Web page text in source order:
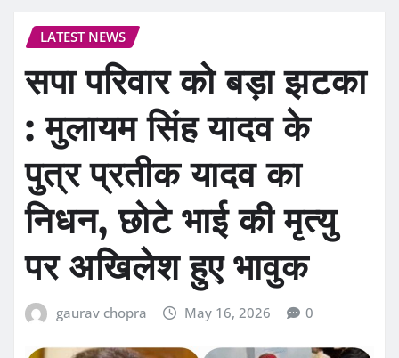
LATEST NEWS
सपा परिवार को बड़ा झटका
: मुलायम सिंह यादव के
पुत्र प्रतीक यादव का
निधन, छोटे भाई की मृत्यु
पर अखिलेश हुए भावुक
gaurav chopra May 16, 2026 0